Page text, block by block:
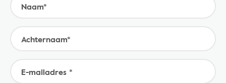
Naam*
Achternaam*
E-mailadres *